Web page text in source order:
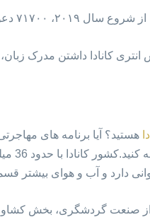
برنامه اکسپرس انتری ارسال کرده است.
کانادا داشتن مدرک
هستید؟ آیا برنامه های
های
دارد و آب و هوای
از صنعت گردشگری، بخش